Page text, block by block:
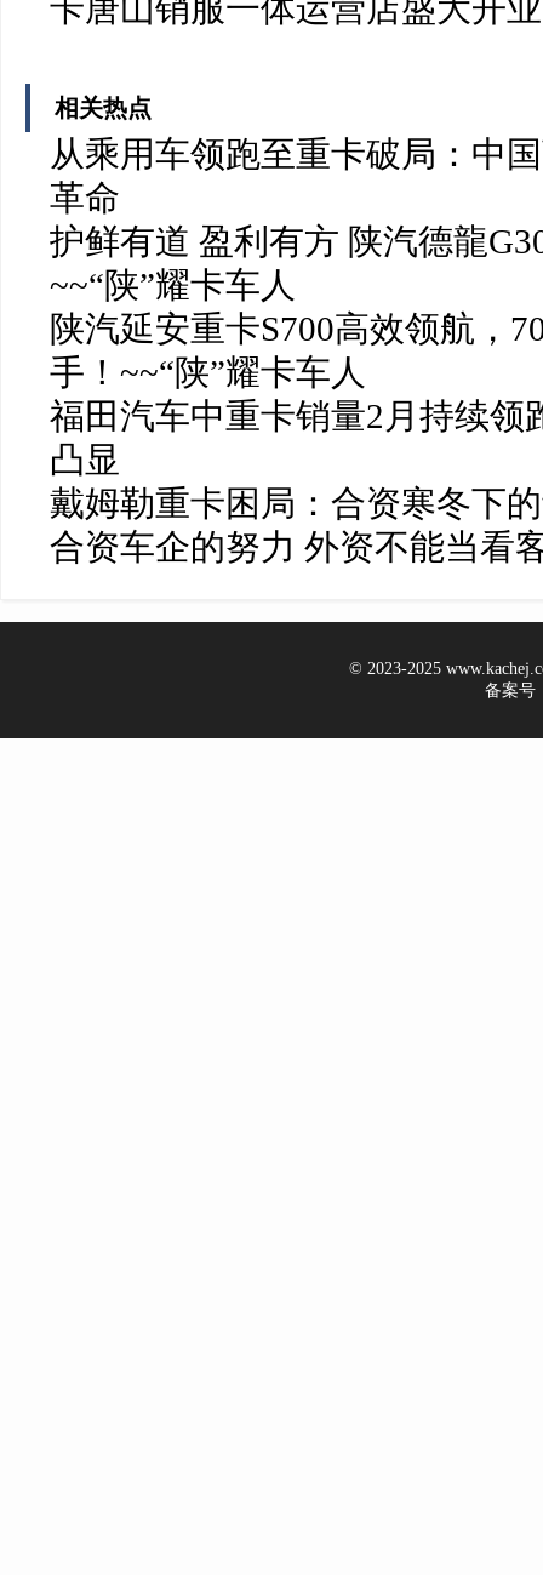
卡唐山销服一体运营店盛大开业
相关热点
从乘用车领跑至重卡破局：中
革命
护鲜有道 盈利有方 陕汽德龍
~~“陕”耀卡车人
陕汽延安重卡S700高效领航，
手！~~“陕”耀卡车人
福田汽车中重卡销量2月持续领
凸显
戴姆勒重卡困局：合资寒冬下
合资车企的努力 外资不能当看
© 2023-2025
备案号